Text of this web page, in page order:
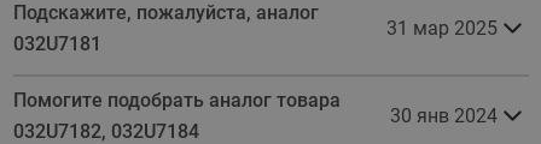
Подскажите, пожалуйста, аналог
032U7181
31 мар 2025
Помогите подобрать аналог товара
032U7182, 032U7184
30 янв 2024